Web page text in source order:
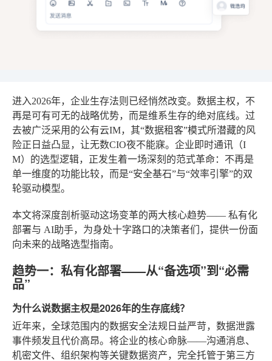
进入2026年，企业生存法则已经悄然改变。数据主权，不
再是可有可无的战略优势，而是维系生存的绝对底线。过
去被广泛采用的公有云IM，其“数据租客”模式所潜藏的风
险正日益凸显，让无数CIO夜不能寐。企业即时通讯（I
M）的选型逻辑，正发生着一场深刻的范式革命：不再是
单一维度的功能比较，而是“安全基石”与“效率引擎”的双
轮驱动模型。
本文将深度剖析驱动这场变革的两大核心趋势—— 私有化
部署与 AI助手，为身处十字路口的决策者们，提供一份面
向未来的战略选型指南。
趋势一：私有化部署——从“备选项”到“必需
品”
为什么说数据主权是2026年的生存底线？
近年来，全球范围内的数据安全法规日益严苛，数据泄露
事件频发且代价高昂。将企业的核心命脉——沟通消息、
机密文件、组织架构等关键数据资产，完全托管于第三方